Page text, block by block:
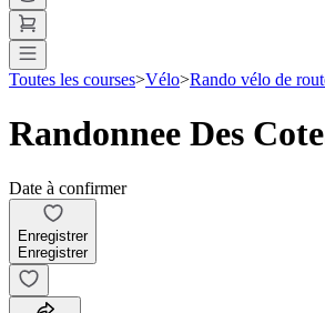
Toutes les courses>Vélo>Rando vélo de
Randonnee Des
Date à confirmer
Enregistrer
Enregistrer